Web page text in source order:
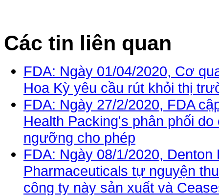
Các tin liên quan
FDA: Ngày 01/04/2020, Cơ
Hoa Kỳ yêu cầu rút khỏi thị
FDA: Ngày 27/2/2020, FDA
Health Packing's phân phối
ngưỡng cho phép
FDA: Ngày 08/1/2020,
Pharmaceuticals tự nguyện
công ty này sản xuất và